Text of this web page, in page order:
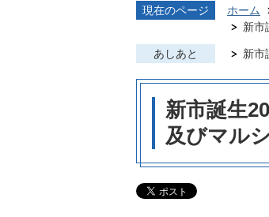
現在のページ ホーム
新市
あしあと 新市
新市誕生
及びマル